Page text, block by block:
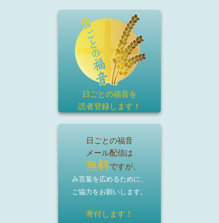
日ごとの福音を
読者登録します！
日ごとの福音
メール配信は
無料ですが、
み言葉を広めるために、
ご協力をお願いします。
寄付します！